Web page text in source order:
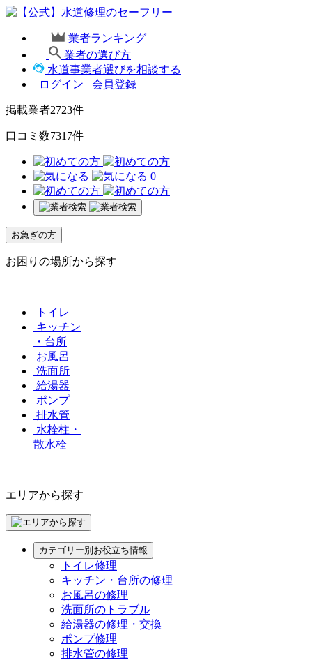
業者ランキング
業者の選び方
水道事業者選びを相談する
ログイン
会員登録
掲載業者2723件
口コミ数7317件
0
お急ぎの方
お困りの場所から探す
トイレ
キッチン
・台所
お風呂
洗面所
給湯器
ポンプ
排水管
水栓柱・
散水栓
エリアから探す
カテゴリー別お役立ち情報
トイレ修理
キッチン・台所の修理
お風呂の修理
洗面所のトラブル
給湯器の修理・交換
ポンプ修理
排水管の修理